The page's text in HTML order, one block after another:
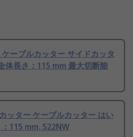
ーブルカッター サイドカッタ
体長さ：115 mm 最大切断能
ッター ケーブルカッター はい
115 mm, 522NW